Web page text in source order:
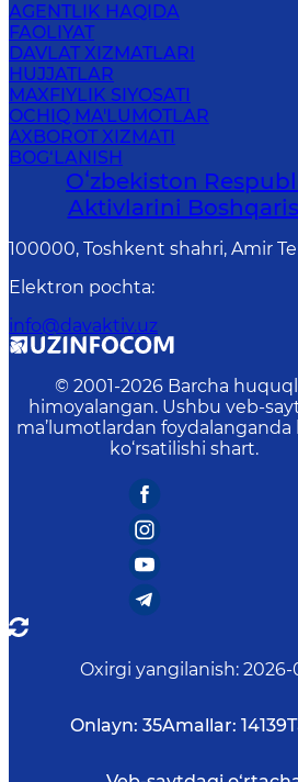
AGENTLIK HAQIDA
FAOLIYAT
DAVLAT XIZMATLARI
HUJJATLAR
MAXFIYLIK SIYOSATI
OCHIQ MA'LUMOTLAR
AXBOROT XIZMATI
BOG‘LANISH
Oʻzbekiston
Aktivlarini
100000, Toshkent shahri, Amir
Elektron pochta:
info@davaktiv.uz
© 2001-2026 Barcha
himoyalangan. Ushbu veb-
ma’lumotlardan foydalanganda
ko‘rsatilishi shart.
Oxirgi yangilanish: 2026-
Onlayn: 35Amallar: 14139